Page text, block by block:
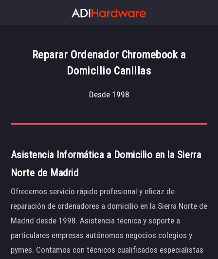
Reparar Ordenador Chromebook a
Domicilio Canillas
Desde 1998
Asistencia Informática a Domicilio en la Sierra
Norte de Madrid
Ofrecemos servicio rápido profesional y eficaz de
reparación de ordenadores a domicilio en la Sierra Norte de
Madrid desde 1998. Asistencia técnica y soporte a
particulares empresas autónomos negocios colegios y
pymes. Contamos con técnicos cualificados especialistas